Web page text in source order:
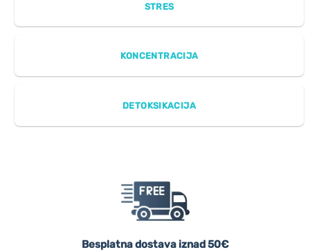
STRES
KONCENTRACIJA
DETOKSIKACIJA
Besplatna dostava iznad 50€